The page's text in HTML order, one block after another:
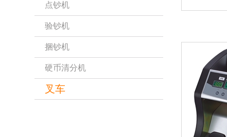
点钞机
验钞机
捆钞机
硬币清分机
叉车